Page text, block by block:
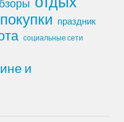
покупки праздник
социальные сети
и